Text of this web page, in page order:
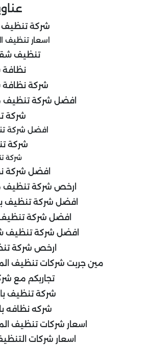
شركة تنظيف
اسعار تنظيف
تنظيف
نظافة
شركة
افضل شركة تنظيف
شركة
افضل شركة
شركة
شركة
افضل شركة
ارخص شركة تنظيف
افضل شركة تنظيف
افضل شركة تنظيف
افضل شركة تنظيف
ارخص شركة
مين جربت شركات تنظيف
تجاربكم مع
شركة تنظيف
شركه نظافه
اسعار شركات تنظيف
اسعار شركات